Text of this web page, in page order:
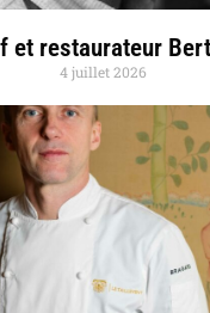
et restaurateur
4 juillet 2026